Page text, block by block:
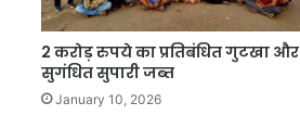
2 करोड़ रुपये का प्रतिबंधित गुटखा और
सुगंधित सुपारी जब्त
January 10, 2026